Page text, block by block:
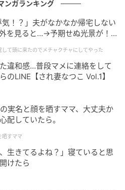
にする。
を等しく掛ける。
できました。
い機会になったのではない
ンガランキング
！？」夫がなかなか帰宅しない
を見ると…→予期せぬ光景が！
やった
して頭に来たのでメチャクチャにしてやった
違和感…普段マメに連絡をして
のLINE【され妻なつこ Vol.1】
実名と顔を晒すママ、大丈夫か
配していたら。
晒すママ
生きてるよね？」寝ていると思
けたら